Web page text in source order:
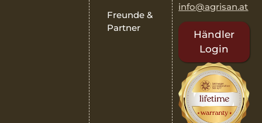
Freunde &
Partner
info@agrisan.at
Händler
Login